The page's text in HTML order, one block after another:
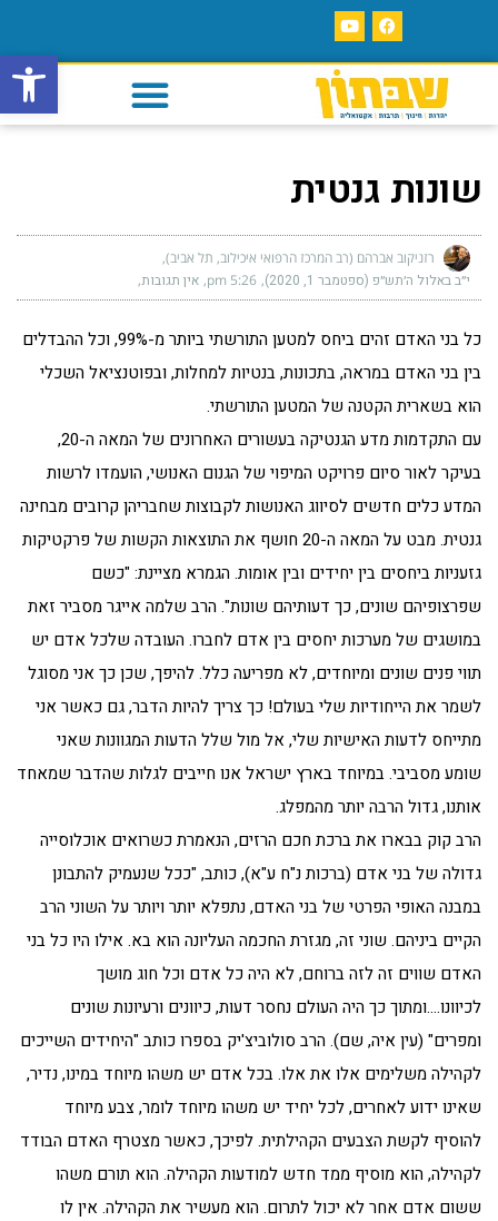
פתח
שונות גנטית
רזניקוב אברהם (רב המרכז הרפואי איכילוב, תל אביב)
י״ב באלול ה׳תש״פ (ספטמבר 1, 2020) 5:26 pm אין תגובות
כל בני האדם זהים ביחס למטען התורשתי ביותר מ-99%, וכל ההבדלים
בין בני האדם במראה, בתכונות, בנטיות למחלות, ובפוטנציאל השכלי
הוא בשארית הקטנה של המטען התורשתי.
עם התקדמות מדע הגנטיקה בעשורים האחרונים של המאה ה-20,
בעיקר לאור סיום פרויקט המיפוי של הגנום האנושי, הועמדו לרשות
המדע כלים חדשים לסיווג האנושות לקבוצות שחבריהן קרובים מבחינה
גנטית. מבט על המאה ה-20 חושף את התוצאות הקשות של פרקטיקות
גזעניות ביחסים בין יחידים ובין אומות. הגמרא מציינת: "כשם
שפרצופיהם שונים, כך דעותיהם שונות". הרב שלמה אייגר מסביר זאת
במושגים של מערכות יחסים בין אדם לחברו. העובדה שלכל אדם יש
תווי פנים שונים ומיוחדים, לא מפריעה כלל. להיפך, שכן כך אני מסוגל
לשמר את הייחודיות שלי בעולם! כך צריך להיות הדבר, גם כאשר אני
מתייחס לדעות האישיות שלי, אל מול שלל הדעות המגוונות שאני
שומע מסביבי. במיוחד בארץ ישראל אנו חייבים לגלות שהדבר שמאחד
אותנו, גדול הרבה יותר מהמפלג.
הרב קוק בבארו את ברכת חכם הרזים, הנאמרת כשרואים אוכלוסייה
גדולה של בני אדם (ברכות נ"ח ע"א), כותב, "ככל שנעמיק להתבונן
במבנה האופי הפרטי של בני האדם, נתפלא יותר ויותר על השוני הרב
הקיים ביניהם. שוני זה, מגזרת החכמה העליונה הוא בא. אילו היו כל בני
האדם שווים זה לזה ברוחם, לא היה כל אדם וכל חוג מושך
לכיוונו….ומתוך כך היה העולם נחסר דעות, כיוונים ורעיונות שונים
ומפרים" (עין איה, שם). הרב סולוביצ'יק בספרו כותב "היחידים השייכים
לקהילה משלימים אלו את אלו. בכל אדם יש משהו מיוחד במינו, נדיר,
שאינו ידוע לאחרים, לכל יחיד יש משהו מיוחד לומר, צבע מיוחד
להוסיף לקשת הצבעים הקהילתית. לפיכך, כאשר מצטרף האדם הבודד
לקהילה, הוא מוסיף ממד חדש למודעות הקהילה. הוא תורם משהו
ששום אדם אחר לא יכול לתרום. הוא מעשיר את הקהילה. אין לו